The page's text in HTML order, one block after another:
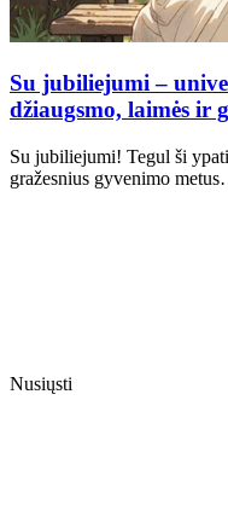
Su jubiliejumi –
džiaugsmo, laimės ir
Su jubiliejumi! Tegul ši
gražesnius gyvenimo
Nusiųsti